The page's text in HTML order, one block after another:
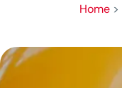
Home >